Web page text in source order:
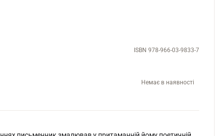
ISBN 978-966-03-9833-7
Немає в наявності